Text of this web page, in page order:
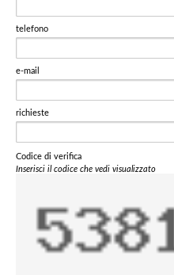
telefono
e-mail
richieste
Codice di verifica
Inserisci il codice che vedi visualizzato